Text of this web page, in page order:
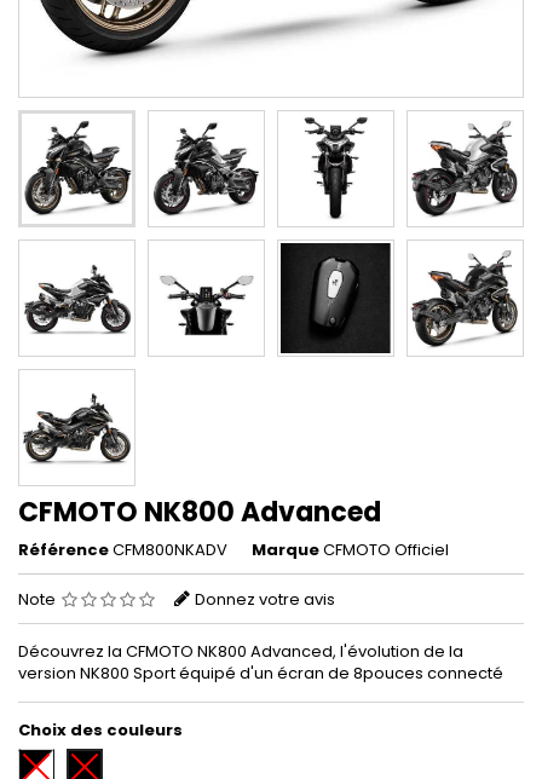
CFMOTO NK800 Advanced
RéférenceCFM800NKADV MarqueCFMOTO Officiel
Note Donnez votre avis
Découvrez la CFMOTO NK800 Advanced, l'évolution de la
version NK800 Sport équipé d'un écran de 8pouces connecté
Choix des couleurs
Noir/Blanc
Noir